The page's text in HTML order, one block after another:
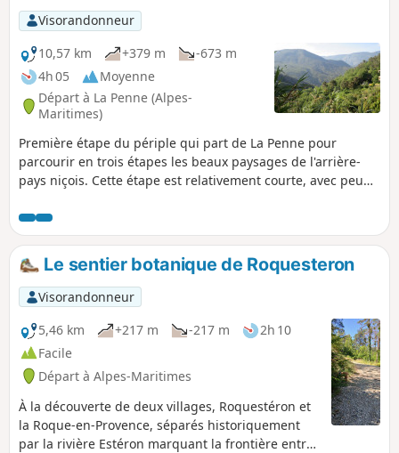
Visorandonneur
10,57 km
+379 m
-673 m
4h 05
Moyenne
Départ à La Penne (Alpes-
Maritimes)
Première étape du périple qui part de La Penne pour
parcourir en trois étapes les beaux paysages de l'arrière-
pays niçois. Cette étape est relativement courte, avec peu
le GR® 510 vers le Sud-Est. Le parcours emprunte des sous-
bois et utilise quelques pistes tout en traversant des
hameaux pour rejoindre le joli village de Cuébris.
Le sentier botanique de Roquesteron
Visorandonneur
5,46 km
+217 m -217 m
2h 10
Facile
Départ à Alpes-Maritimes
À la découverte de deux villages, Roquestéron et
la Roque-en-Provence, séparés historiquement
par la rivière Estéron marquant la frontière entre